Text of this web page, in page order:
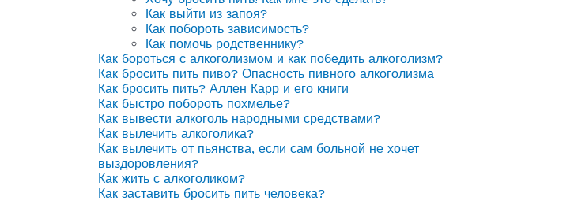
Как выйти из запоя?
Как побороть зависимость?
Как помочь родственнику?
Как бороться с алкоголизмом и как победить алкоголизм?
Как бросить пить пиво? Опасность пивного алкоголизма
Как бросить пить? Аллен Карр и его книги
Как быстро побороть похмелье?
Как вывести алкоголь народными средствами?
Как вылечить алкоголика?
Как вылечить от пьянства, если сам больной не хочет
выздоровления?
Как жить с алкоголиком?
Как заставить бросить пить человека?